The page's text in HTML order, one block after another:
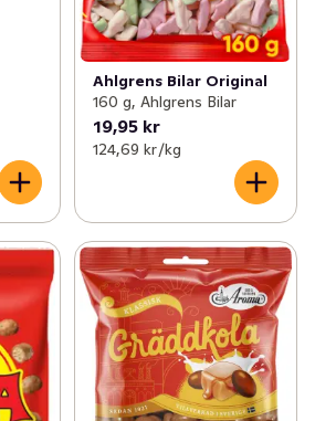
Ahlgrens Bilar Original
160 g, Ahlgrens Bilar
19,95 kr
124,69 kr /kg